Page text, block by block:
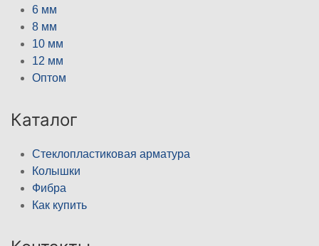
6 мм
8 мм
10 мм
12 мм
Оптом
Каталог
Стеклопластиковая арматура
Колышки
Фибра
Как купить